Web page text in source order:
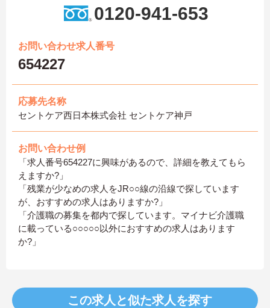
0120-941-653
お問い合わせ求人番号
654227
応募先名称
セントケア西日本株式会社 セントケア神戸
お問い合わせ例
「求人番号654227に興味があるので、詳細を教えてもら
えますか?」
「残業が少なめの求人をJR○○線の沿線で探しています
が、おすすめの求人はありますか?」
「介護職の募集を都内で探しています。マイナビ介護職
に載っている○○○○○以外におすすめの求人はあります
か?」
この求人と似た求人を探す